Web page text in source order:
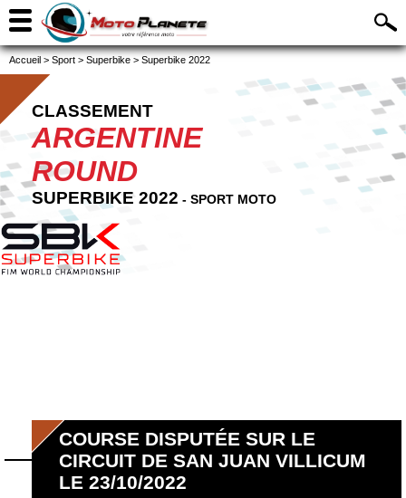
Accueil > Sport > Superbike > Superbike 2022
CLASSEMENT
ARGENTINE
ROUND
SUPERBIKE 2022 - SPORT MOTO
COURSE DISPUTÉE SUR LE
CIRCUIT DE SAN JUAN VILLICUM
LE 23/10/2022